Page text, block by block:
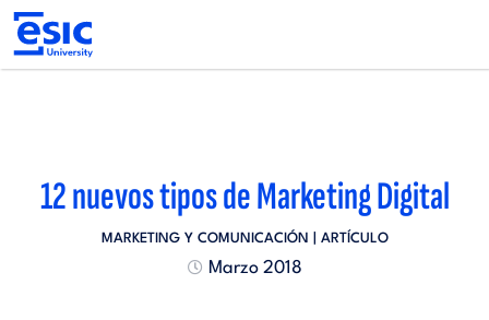
Pasar
contenido
12 nuevos tipos de Marketing Digital
MARKETING Y COMUNICACIÓN | ARTÍCULO
Marzo 2018